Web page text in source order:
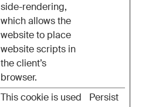
side-rendering,
which allows the
website to place
website scripts in
the client’s
browser.
This cookie is used
Persist